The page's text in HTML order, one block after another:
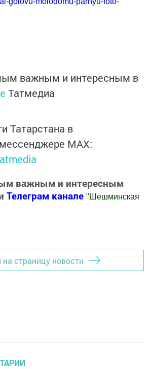
важным и интересным в
Татмедиа
Татарстана в
MАХ:
важным и интересным
Телеграм канале " Шешминская
на страницу новости